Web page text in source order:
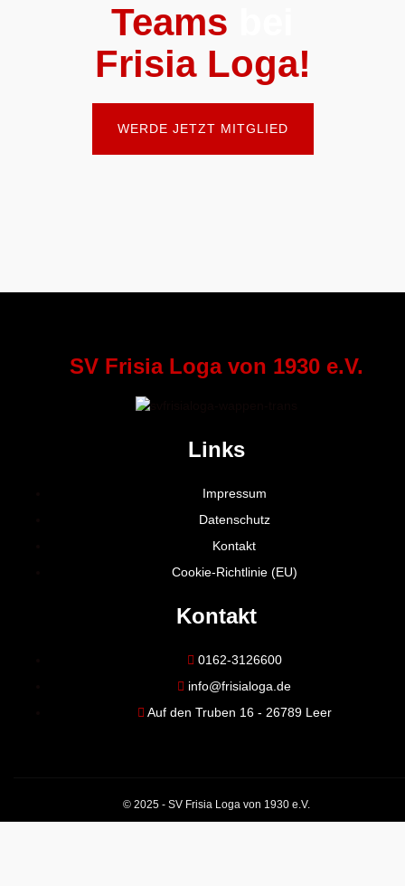
Teams
Frisia Loga!
WERDE JETZT MITGLIED
SV Frisia Loga von 1930 e.V.
Links
Impressum
Datenschutz
Kontakt
Cookie-Richtlinie (EU)
Kontakt
0162-3126600
info@frisialoga.de
Auf den Truben 16 - 26789 Leer
© 2025 - SV Frisia Loga von 1930 e.V.